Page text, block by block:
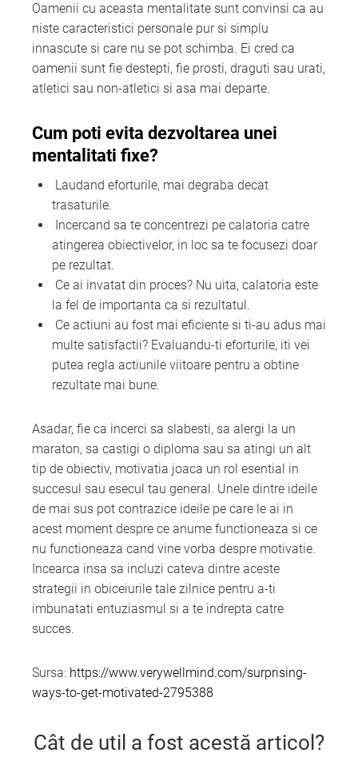
Oamenii cu aceasta mentalitate sunt convinsi ca au
niste caracteristici personale pur si simplu
innascute si care nu se pot schimba. Ei cred ca
oamenii sunt fie destepti, fie prosti, draguti sau urati,
atletici sau non-atletici si asa mai departe.
Cum poti evita dezvoltarea unei
mentalitati fixe?
Laudand eforturile, mai degraba decat
trasaturile.
Incercand sa te concentrezi pe calatoria catre
atingerea obiectivelor, in loc sa te focusezi doar
pe rezultat.
Ce ai invatat din proces? Nu uita, calatoria este
la fel de importanta ca si rezultatul.
Ce actiuni au fost mai eficiente si ti-au adus mai
multe satisfactii? Evaluandu-ti eforturile, iti vei
putea regla actiunile viitoare pentru a obtine
rezultate mai bune.
Asadar, fie ca incerci sa slabesti, sa alergi la un
maraton, sa castigi o diploma sau sa atingi un alt
tip de obiectiv, motivatia joaca un rol esential in
succesul sau esecul tau general. Unele dintre ideile
de mai sus pot contrazice ideile pe care le ai in
acest moment despre ce anume functioneaza si ce
nu functioneaza cand vine vorba despre motivatie.
Incearca insa sa incluzi cateva dintre aceste
strategii in obiceiurile tale zilnice pentru a-ti
imbunatati entuziasmul si a te indrepta catre
succes.
Sursa: https://www.verywellmind.com/surprising-
ways-to-get-motivated-2795388
Cât de util a fost acestă articol?